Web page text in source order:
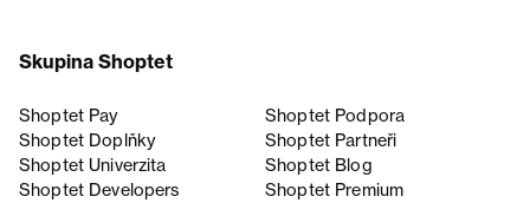
Skupina Shoptet
Shoptet Pay
Shoptet Podpora
Shoptet Doplňky
Shoptet Partneři
Shoptet Univerzita
Shoptet Blog
Shoptet Developers
Shoptet Premium